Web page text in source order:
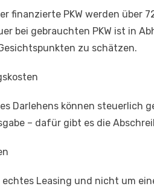
finanzierte PKW werden über
bei gebrauchten PKW ist in
zu schätzen.
Darlehens können steuerlich
– dafür gibt es die
echtes Leasing und nicht um